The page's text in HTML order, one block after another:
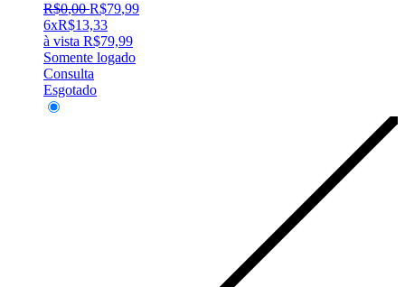
R$0,00 R$79,99
6xR$13,33
à vista R$79,99
Somente logado
Consulta
Esgotado